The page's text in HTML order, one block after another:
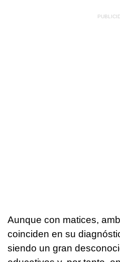
Aunque con matices,
coinciden en su
siendo un gran